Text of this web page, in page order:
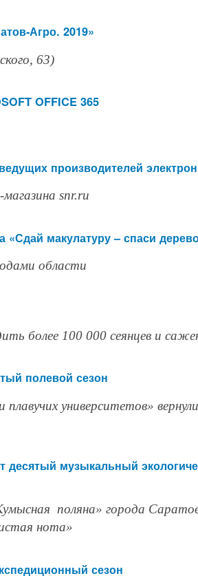
Агро. 2019»
63)
OFFICE 365
производителей
snr.ru
макулатуру – спаси
области
более 100 000 сеянцев и
полевой сезон
университетов»
десятый музыкальный
поляна» города
нота»
сезон